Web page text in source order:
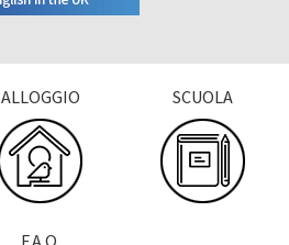
ALLOGGIO SCUOLA
F.A.Q.